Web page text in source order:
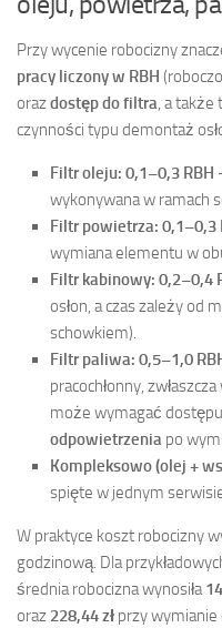
Przy wycenie robocizny
pracy liczony w RBH
orazdostęp do filtra, a także
czynności typu demontaż
Filtr oleju: 0,1–0,3 RBH
wykonywana w ramach
Filtr powietrza: 0,1–0,3
wymiana elementu w
Filtr kabinowy: 0,2–0,4
osłon, a czas zależy od
schowkiem).
Filtr paliwa: 0,5–1,0
pracochłonny,
może wymagać
odpowietrzenia po
Kompleksowo (olej +
spięte w jednym
W praktyce koszt robocizny
godzinową. Dla
średnia robocizna wynosiła
oraz 228,44 zł przy